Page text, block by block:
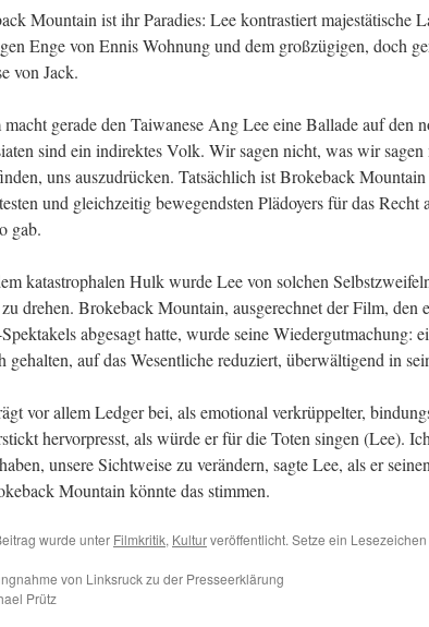
Mountain ist ihr Paradies: Lee kontrastiert majestätische
Enge von Ennis Wohnung und dem großzügigen, doch
von Jack.
gerade den Taiwanese Ang Lee eine Ballade auf den
sind ein indirektes Volk. Wir sagen nicht, was wir
uns auszudrücken. Tatsächlich ist Brokeback
und gleichzeitig bewegendsten Plädoyers für das Recht
gab.
katastrophalen Hulk wurde Lee von solchen
drehen. Brokeback Mountain, ausgerechnet der Film, den
abgesagt hatte, wurde seine Wiedergutmachung:
gehalten, auf das Wesentliche reduziert, überwältigend in
vor allem Ledger bei, als emotional verkrüppelter,
hervorpresst, als würde er für die Toten singen (Lee).
unsere Sichtweise zu verändern, sagte Lee, als er
Mountain könnte das stimmen.
wurde unter Filmkritik, Kulturveröffentlicht. Setze ein
von Linksruck zu der Presseerklärung
Prütz